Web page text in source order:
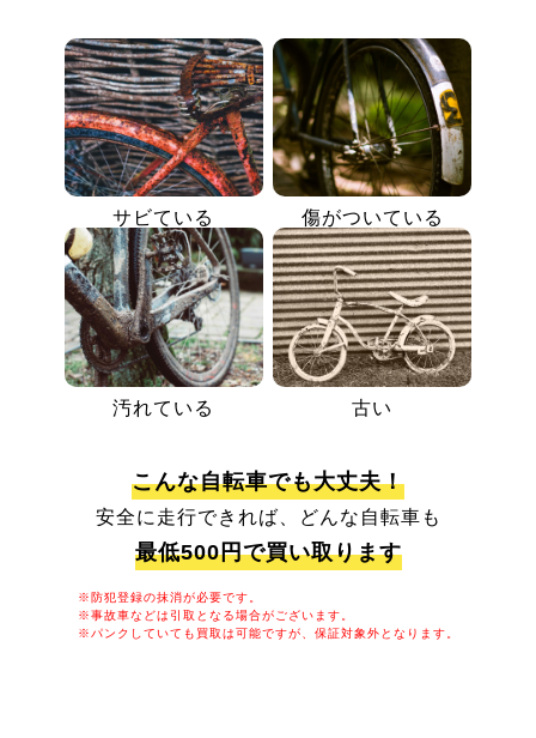
サビている 傷がついている
汚れている 古い
こんな自転車でも大丈夫！
安全に走行できれば、どんな自転車も
最低500円で買い取ります
※防犯登録の抹消が必要です。
※事故車などは引取となる場合がございます。
※パンクしていても買取は可能ですが、保証対象外となります。